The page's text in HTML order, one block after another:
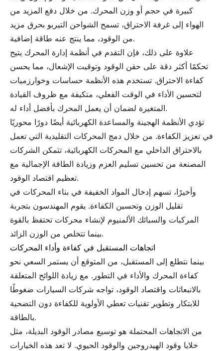
كبيرة في حجم أو وزن المحرك. من خلال دفع المزيد من
الهواء إلى غرفة الاحتراق، تسمح الشواحن التيربو بحرق مزيد
من الوقود، مما ينتج عنه طاقة إضافية.
علاوة على ذلك، فإن التقدم في أنظمة إدارة المحرك يتيح
تحكمًا أكثر دقة على حقن الوقود وتوقيت الإشعال، مما يحسن
كفاءة الاحتراق. تستخدم هذه الأنظمة حساسات وخوارزميات
لتحسين الأداء في الوقت الفعلي، متكيفة مع ظروف القيادة
المتغيرة لضمان أن يعمل المحرك بأفضل أداء له.
تؤدي الأنظمة الهجينة والمساعدة الكهربائية أيضًا دورًا محوريًا
في تعزيز الكفاءة. من خلال دمج المحركات التقليدية التي تعمل
بالاحتراق الداخلي مع المحركات الكهربائية، تتمكن الشركات
المصنعة من تحسين تسليم العزم وزيادة الطاقة الإجمالية مع
تعظيم اقتصاد الوقود.
وأخيرًا، تسهم إدخال المواد الخفيفة في بناء المحركات في
تقليل الوزن وتحسين الكفاءة. يقوم المهندسون بتجربة
المركبات والسبائك الألمنيوم لإنشاء محركات تحتفظ بالقوة
بينما تتخلص من الوزن الزائد.
اتجاهات المستقبل في كفاءة وأداء المحركات
بينما نتطلع إلى المستقبل، من المتوقع أن يستمر السعي نحو
كفاءة المحرك والأداء في التطور. مع زيادة اللوائح المتعلقة
بالانبعاثات واقتصاد الوقود، تواجه شركات السيارات ضغوطًا
للابتكار وتطوير تقنيات تعطي الأولوية للكفاءة دون التضحية
بالطاقة.
من الاتجاهات المحتملة هو توسيع مصادر الوقود البديلة، مثل
خلايا وقود الهيدروجين والوقود الحيوي. لا تعد هذه الخيارات